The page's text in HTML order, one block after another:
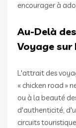
encourager à
Au-Delà
Voyage sur
L'attrait des
« chicken road »
ou à la beauté
d'authenticité,
circuits